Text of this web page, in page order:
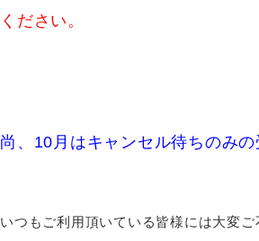
ください。
尚、10月はキャンセル待ちのみの
いつもご利用頂いている皆様には大変